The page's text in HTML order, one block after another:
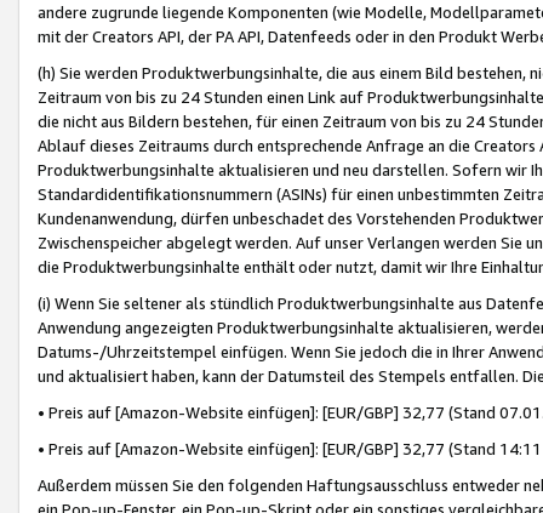
andere zugrunde liegende Komponenten (wie Modelle,
mit der Creators API, der PA API, Datenfeeds oder in den Produkt
(h) Sie werden Produktwerbungsinhalte, die aus einem Bild bestehen,
Zeitraum von bis zu 24 Stunden einen Link auf
die nicht aus Bildern bestehen, für einen Zeitraum von bis zu 24
Ablauf dieses Zeitraums durch entsprechende Anfrage an die
Produktwerbungsinhalte aktualisieren und neu darstellen. Sofern wir
Standardidentifikationsnummern (ASINs) für einen unbestimmten
Kundenanwendung, dürfen unbeschadet des Vorstehenden
Zwischenspeicher abgelegt werden. Auf unser Verlangen werden Sie
die Produktwerbungsinhalte enthält oder nutzt, damit wir Ihre
(i) Wenn Sie seltener als stündlich Produktwerbungsinhalte aus
Anwendung angezeigten Produktwerbungsinhalte aktualisieren,
Datums-/Uhrzeitstempel einfügen. Wenn Sie jedoch die in Ihrer
und aktualisiert haben, kann der Datumsteil des Stempels entfallen.
• Preis auf [Amazon-Website einfügen]: [EUR/GBP] 32,77 (Stand
• Preis auf [Amazon-Website einfügen]: [EUR/GBP] 32,77 (Stand
Außerdem müssen Sie den folgenden Haftungsausschluss entweder
ein Pop-up-Fenster, ein Pop-up-Skript oder ein sonstiges